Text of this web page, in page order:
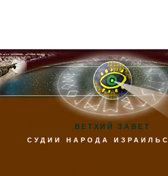
ВЕТХИЙ ЗАВЕТ
СУДИИ НАРОДА